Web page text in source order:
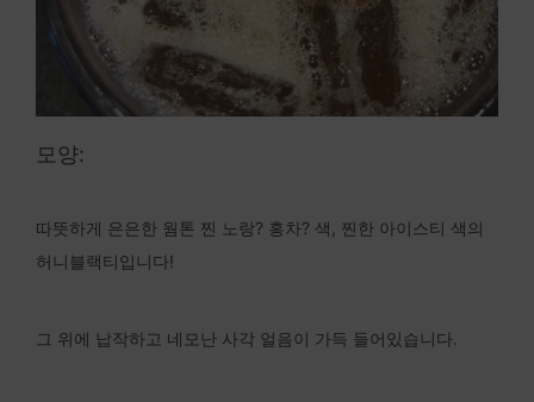
모양:
따뜻하게 은은한 웜톤 찐 노랑? 홍차? 색, 찐한 아이스티 색의
허니블랙티입니다!
그 위에 납작하고 네모난 사각 얼음이 가득 들어있습니다.